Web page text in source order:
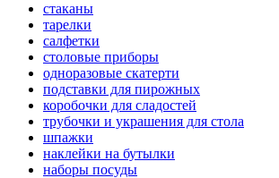
стаканы
тарелки
салфетки
столовые приборы
одноразовые скатерти
подставки для пирожных
коробочки для сладостей
трубочки и украшения для стола
шпажки
наклейки на бутылки
наборы посуды